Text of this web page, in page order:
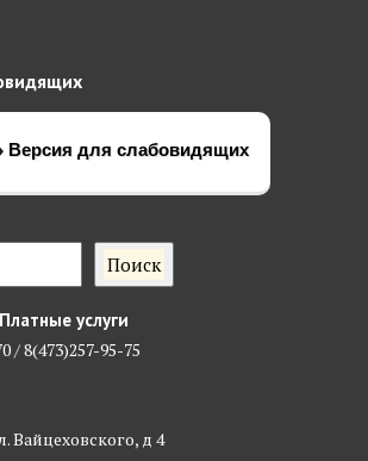
Версия для слабовидящих
Поиск
услуги
/ 8(473)257-95-75
Вайцеховского, д 4